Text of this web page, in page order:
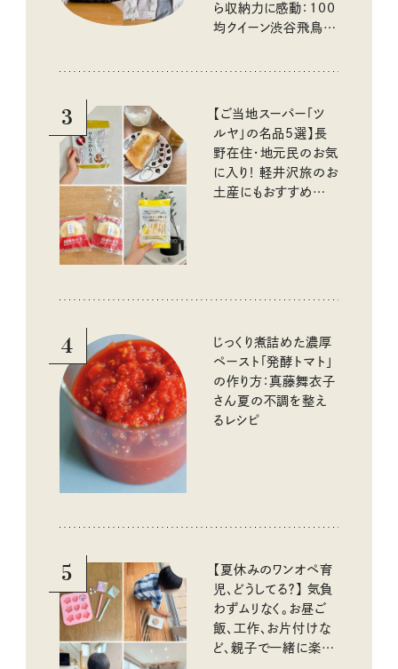
ら収納力に感動：100
均クイーン渋谷飛鳥の
3
【ご当地スーパー「ツ
ルヤ」の名品5選】長
野在住・地元民のお気
に入り！ 軽井沢旅のお
土産にもおすすめのお
4
じっくり煮詰めた濃厚
ペースト「発酵トマト」
の作り方：真藤舞衣子
さん夏の不調を整え
るレシピ
5
【夏休みのワンオペ育
児、どうしてる？】 気負
わずムリなく。お昼ご
飯、工作、お片付けな
ど、親子で一緒に楽し